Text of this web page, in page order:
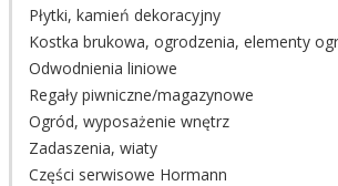
Płytki, kamień dekoracyjny
Kostka brukowa, ogrodzenia, elementy
Odwodnienia liniowe
Regały piwniczne/magazynowe
Ogród, wyposażenie wnętrz
Zadaszenia, wiaty
Części serwisowe Hormann